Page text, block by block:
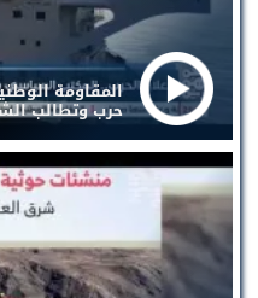
المقاومة
حرب وتطالب